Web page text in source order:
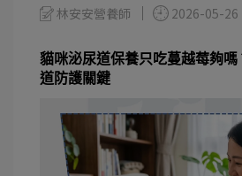
林安安營養師 2026-05-26
貓咪泌尿道保養只吃蔓越莓夠
道防護關鍵